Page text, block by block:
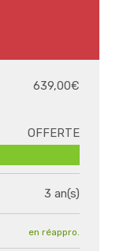
639,00€
OFFERTE
3 an(s)
en réappro.